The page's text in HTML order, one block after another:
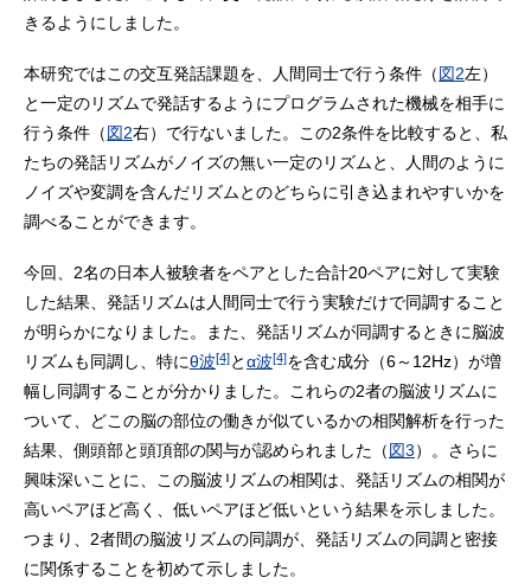
きるようにしました。
本研究ではこの交互発話課題を、人間同士で行う条件（図2左）
と一定のリズムで発話するようにプログラムされた機械を相手に
行う条件（図2右）で行ないました。この2条件を比較すると、私
たちの発話リズムがノイズの無い一定のリズムと、人間のように
ノイズや変調を含んだリズムとのどちらに引き込まれやすいかを
調べることができます。
今回、2名の日本人被験者をペアとした合計20ペアに対して実験
した結果、発話リズムは人間同士で行う実験だけで同調すること
が明らかになりました。また、発話リズムが同調するときに脳波
リズムも同調し、特にθ波[4]とα波[4]を含む成分（6～12Hz）が増
幅し同調することが分かりました。これらの2者の脳波リズムに
ついて、どこの脳の部位の働きが似ているかの相関解析を行った
結果、側頭部と頭頂部の関与が認められました（図3）。さらに
興味深いことに、この脳波リズムの相関は、発話リズムの相関が
高いペアほど高く、低いペアほど低いという結果を示しました。
つまり、2者間の脳波リズムの同調が、発話リズムの同調と密接
に関係することを初めて示しました。